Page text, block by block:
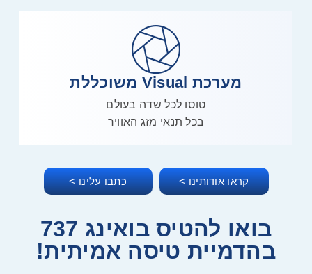
מערכת Visual משוכללת
טוסו לכל שדה בעולם
בכל תנאי מזג האוויר
קראו אודותינו > כתבו עלינו >
בואו להטיס בואינג 737
בהדמיית טיסה אמיתית!